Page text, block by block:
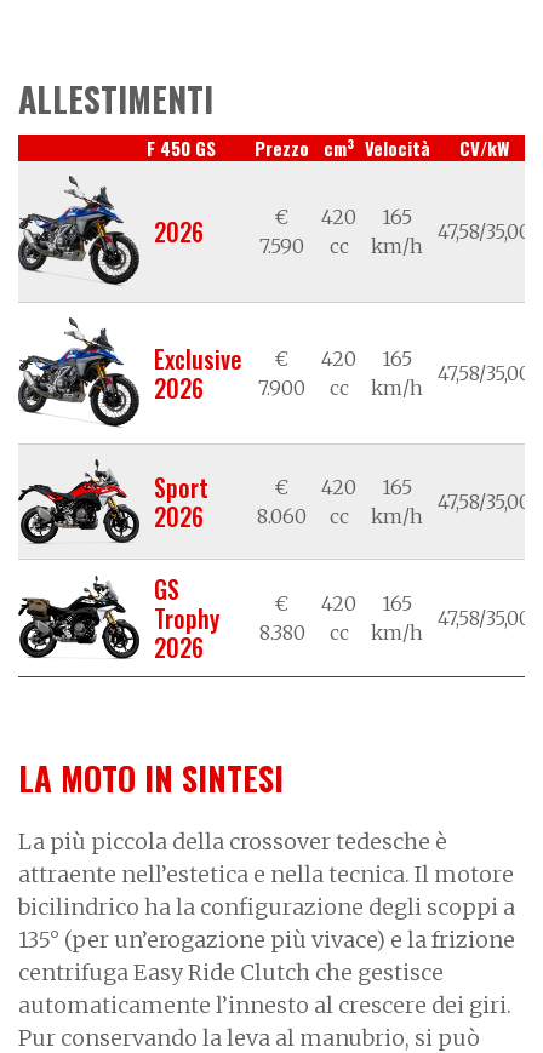
ALLESTIMENTI
F 450 GS Prezzo cm3 Velocità CV/kW
2026
€
7.590
420
cc
165
km/h
47,58/35,00
Exclusive
2026
€
7.900
420
cc
165
km/h
47,58/35,00
Sport
2026
€
8.060
420
cc
165
km/h
47,58/35,00
GS
Trophy
2026
€
8.380
420
cc
165
km/h
47,58/35,00
LA MOTO IN SINTESI
La più piccola della crossover tedesche è
attraente nell’estetica e nella tecnica. Il motore
bicilindrico ha la configurazione degli scoppi a
135° (per un’erogazione più vivace) e la frizione
centrifuga Easy Ride Clutch che gestisce
automaticamente l’innesto al crescere dei giri.
Pur conservando la leva al manubrio, si può